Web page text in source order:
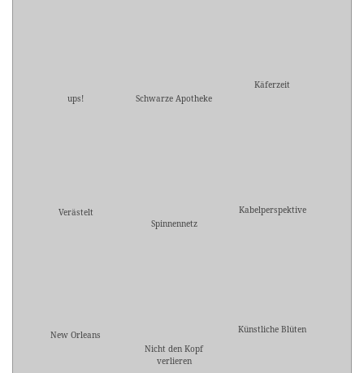
ups! Schwarze Apotheke
Käferzeit
Verästelt
Spinnennetz
Kabelperspektive
New Orleans
Nicht den Kopf
verlieren
Künstliche Blüten